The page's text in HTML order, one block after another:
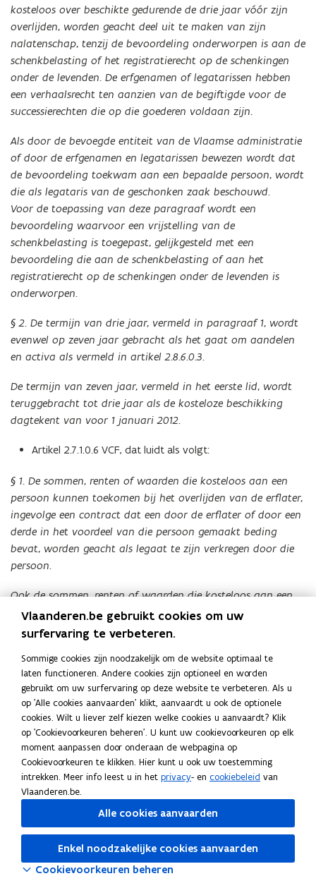
kosteloos over beschikte gedurende de drie jaar vóór zijn
overlijden, worden geacht deel uit te maken van zijn
nalatenschap, tenzij de bevoordeling onderworpen is aan de
schenkbelasting of het registratierecht op de schenkingen
onder de levenden. De erfgenamen of legatarissen hebben
een verhaalsrecht ten aanzien van de begiftigde voor de
successierechten die op die goederen voldaan zijn.
Als door de bevoegde entiteit van de Vlaamse administratie
of door de erfgenamen en legatarissen bewezen wordt dat
de bevoordeling toekwam aan een bepaalde persoon, wordt
die als legataris van de geschonken zaak beschouwd.
Voor de toepassing van deze paragraaf wordt een
bevoordeling waarvoor een vrijstelling van de
schenkbelasting is toegepast, gelijkgesteld met een
bevoordeling die aan de schenkbelasting of aan het
registratierecht op de schenkingen onder de levenden is
onderworpen.
§ 2. De termijn van drie jaar, vermeld in paragraaf 1, wordt
evenwel op zeven jaar gebracht als het gaat om aandelen
en activa als vermeld in artikel 2.8.6.0.3.
De termijn van zeven jaar, vermeld in het eerste lid, wordt
teruggebracht tot drie jaar als de kosteloze beschikking
dagtekent van voor 1 januari 2012.
Artikel 2.7.1.0.6 VCF, dat luidt als volgt:
§ 1. De sommen, renten of waarden die kosteloos aan een
persoon kunnen toekomen bij het overlijden van de erflater,
ingevolge een contract dat een door de erflater of door een
derde in het voordeel van die persoon gemaakt beding
bevat, worden geacht als legaat te zijn verkregen door die
persoon.
Ook de sommen, renten of waarden die kosteloos aan een
persoon zijn toegekomen, binnen drie jaar vóór het
overlijden van de erflater, ingevolge een contract dat een
beding bevat, worden geacht als legaat te zijn verkregen
door die persoon.
Als de erflater een contract had afgesloten op grond
waarvan er pas een uitkering kan gebeuren na het
overlijden van de erflater, worden de sommen, renten of
waarden geacht kosteloos te worden verkregen, en geacht
als legaat te zijn verkregen, naar gelang van het geval:
1° door de persoon die het levensverzekeringscontract
afkoopt na het overlijden van de erflater, op het tijdstip
van de afkoop;
2° door de persoon die de sommen, renten of waarden
Vlaanderen.be gebruikt cookies om uw
surfervaring te verbeteren.
Sommige cookies zijn noodzakelijk om de website optimaal te
laten functioneren. Andere cookies zijn optioneel en worden
gebruikt om uw surfervaring op deze website te verbeteren. Als u
op 'Alle cookies aanvaarden' klikt, aanvaardt u ook de optionele
cookies. Wilt u liever zelf kiezen welke cookies u aanvaardt? Klik
op 'Cookievoorkeuren beheren'. U kunt uw cookievoorkeuren op elk
moment aanpassen door onderaan de webpagina op
Cookievoorkeuren te klikken. Hier kunt u ook uw toestemming
intrekken. Meer info leest u in het privacy- en cookiebeleid van
Vlaanderen.be.
Alle cookies aanvaarden
Enkel noodzakelijke cookies aanvaarden
Cookievoorkeuren beheren